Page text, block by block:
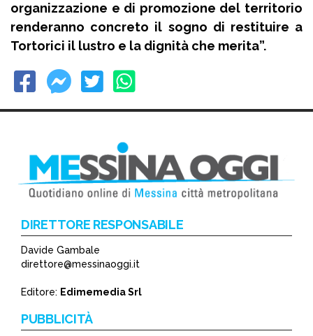
organizzazione e di promozione del territorio
renderanno concreto il sogno di restituire a
Tortorici il lustro e la dignità che merita”.
DIRETTORE RESPONSABILE
Davide Gambale
direttore@messinaoggi.it
Editore: Edimemedia Srl
PUBBLICITÀ